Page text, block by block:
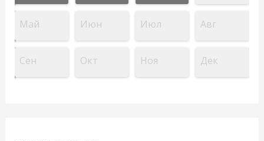
Май Июн Июл Авг
Сен Окт Ноя Дек